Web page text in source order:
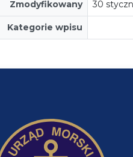
Zmodyfikowany 30
Kategorie wpisu